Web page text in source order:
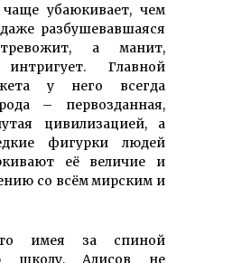
убаюкивает, чем
разбушевавшаяся
а манит,
интригует. Главной
у него всегда
– первозданная,
цивилизацией, а
фигурки людей
её величие и
со всём мирским и
имея за спиной
школу, Алисов не